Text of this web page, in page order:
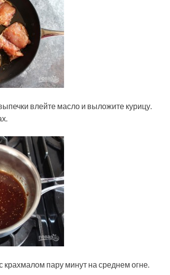
влейте масло и выложите курицу.
крахмалом пару минут на среднем огне.